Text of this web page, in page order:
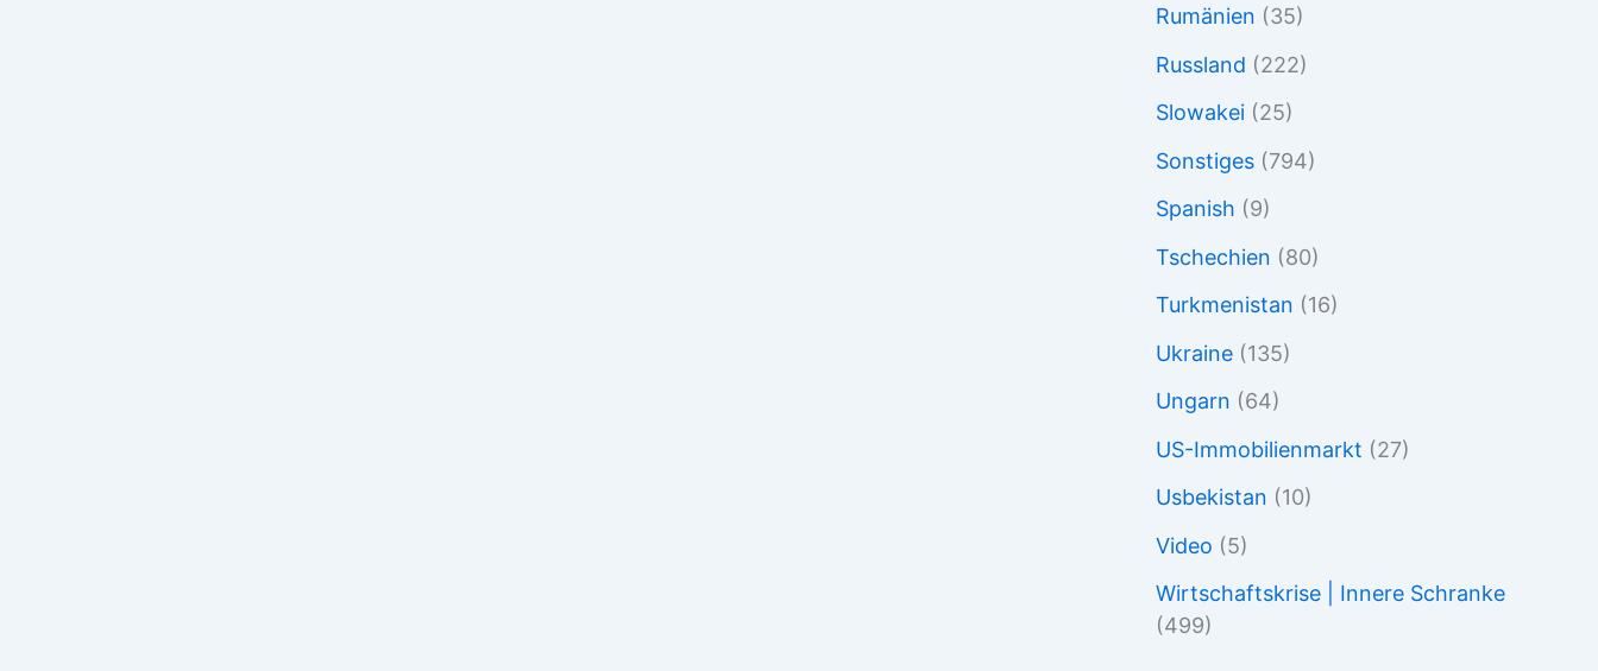
Rumänien (35)
Russland (222)
Slowakei (25)
Sonstiges (794)
Spanish (9)
Tschechien (80)
Turkmenistan (16)
Ukraine (135)
Ungarn (64)
US-Immobilienmarkt (27)
Usbekistan (10)
Video (5)
Wirtschaftskrise | Innere Schranke
(499)